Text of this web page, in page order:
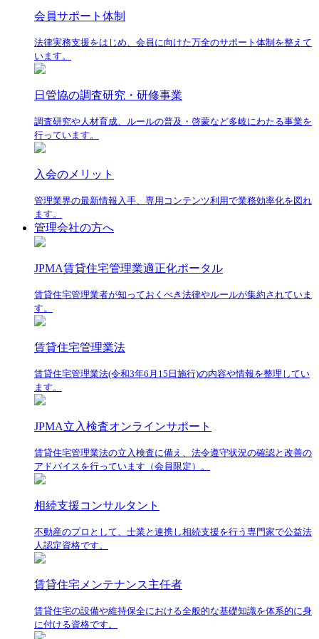
会員サポート体制
法律実務支援をはじめ、会員に向けた万全のサポート体制を整えて
います。
日管協の調査研究・研修事業
調査研究や人材育成、ルールの普及・啓蒙など多岐にわたる事業を
行っています。
入会のメリット
管理業界の最新情報入手、専用コンテンツ利用で業務効率化を図れ
ます。
管理会社の方へ
JPMA賃貸住宅管理業適正化ポータル
賃貸住宅管理業者が知っておくべき法律やルールが集約されていま
す。
賃貸住宅管理業法
賃貸住宅管理業法(令和3年6月15日施行)の内容や情報を整理してい
ます。
JPMA立入検査オンラインサポート
賃貸住宅管理業法の立入検査に備え、法令遵守状況の確認と改善の
アドバイスを行っています（会員限定）。
相続支援コンサルタント
不動産のプロとして、士業と連携し相続支援を行う専門家で公益法
人認定資格です。
賃貸住宅メンテナンス主任者
賃貸住宅の設備や維持保全における全般的な基礎知識を体系的に身
に付ける資格です。